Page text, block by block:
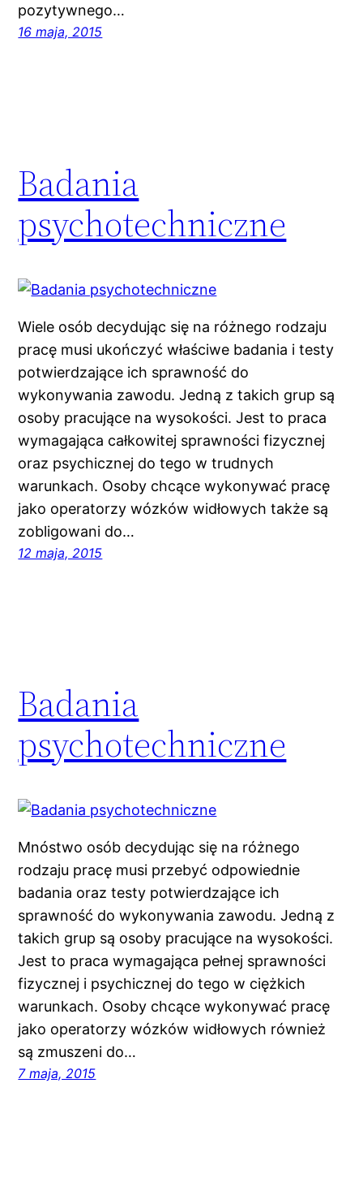
pozytywnego…
16 maja, 2015
Badania
psychotechniczne
Wiele osób decydując się na różnego rodzaju
pracę musi ukończyć właściwe badania i testy
potwierdzające ich sprawność do
wykonywania zawodu. Jedną z takich grup są
osoby pracujące na wysokości. Jest to praca
wymagająca całkowitej sprawności fizycznej
oraz psychicznej do tego w trudnych
warunkach. Osoby chcące wykonywać pracę
jako operatorzy wózków widłowych także są
zobligowani do…
12 maja, 2015
Badania
psychotechniczne
Mnóstwo osób decydując się na różnego
rodzaju pracę musi przebyć odpowiednie
badania oraz testy potwierdzające ich
sprawność do wykonywania zawodu. Jedną z
takich grup są osoby pracujące na wysokości.
Jest to praca wymagająca pełnej sprawności
fizycznej i psychicznej do tego w ciężkich
warunkach. Osoby chcące wykonywać pracę
jako operatorzy wózków widłowych również
są zmuszeni do…
7 maja, 2015